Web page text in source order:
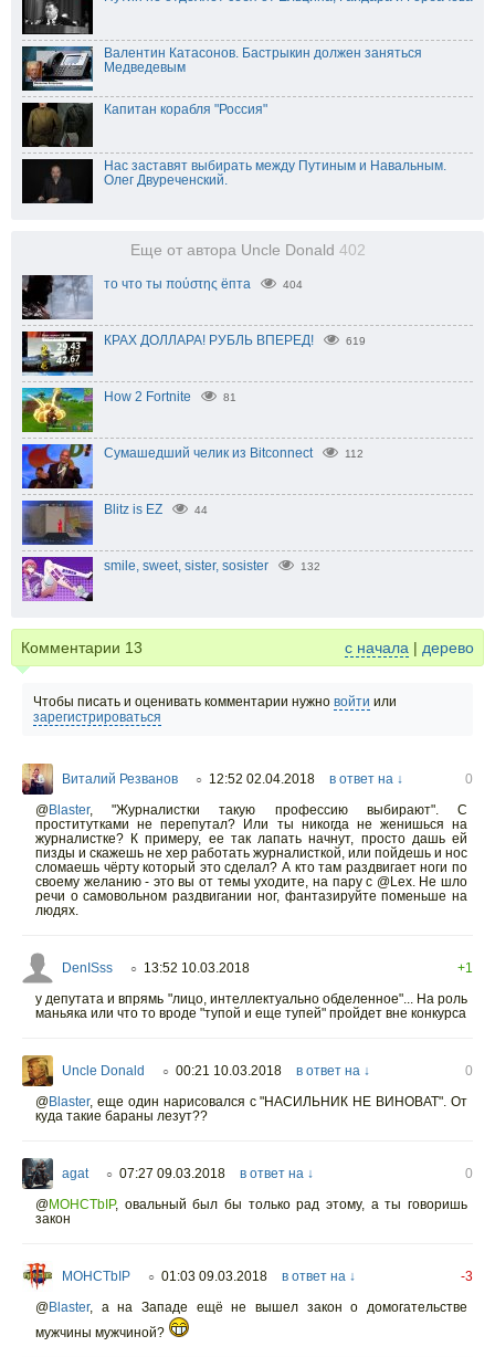
Валентин Катасонов. Бастрыкин должен заняться
Медведевым
Капитан корабля "Россия"
Нас заставят выбирать между Путиным и Навальным.
Олег Двуреченский.
Еще от автора Uncle Donald 402
то что ты πούστης ёпта 404
КРАХ ДОЛЛАРА! РУБЛЬ ВПЕРЕД! 619
How 2 Fortnite 81
Сумашедший челик из Bitconnect 112
Blitz is EZ 44
smile, sweet, sister, sosister 132
Комментарии 13 с начала | дерево
Чтобы писать и оценивать комментарии нужно войти или
зарегистрироваться
Виталий Резванов ○ 12:52 02.04.2018 в ответ на ↓
0
@Blaster, "Журналистки такую профессию выбирают". С
проститутками не перепутал? Или ты никогда не женишься на
журналистке? К примеру, ее так лапать начнут, просто дашь ей
пизды и скажешь не хер работать журналисткой, или пойдешь и нос
сломаешь чёрту который это сделал? А кто там раздвигает ноги по
своему желанию - это вы от темы уходите, на пару с @Lex. Не шло
речи о самовольном раздвигании ног, фантазируйте поменьше на
людях.
DenISss ○ 13:52 10.03.2018
+1
у депутата и впрямь "лицо, интеллектуально обделенное"... На роль
маньяка или что то вроде "тупой и еще тупей" пройдет вне конкурса
Uncle Donald ○ 00:21 10.03.2018 в ответ на ↓
0
@Blaster, еще один нарисовался с "НАСИЛЬНИК НЕ ВИНОВАТ". От
куда такие бараны лезут??
agat ○ 07:27 09.03.2018 в ответ на ↓
0
@MOHCTbIP, овальный был бы только рад этому, а ты говоришь
закон
MOHCTbIP ○ 01:03 09.03.2018 в ответ на ↓
-3
@Blaster, а на Западе ещё не вышел закон о домогательстве
мужчины мужчиной?